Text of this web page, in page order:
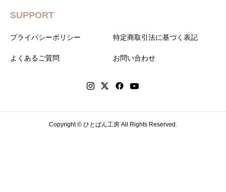
SUPPORT
プライバシーポリシー 特定商取引法に基づく表記
よくあるご質問 お問い合わせ
Copyright © ひとぱん工房 All Rights Reserved.